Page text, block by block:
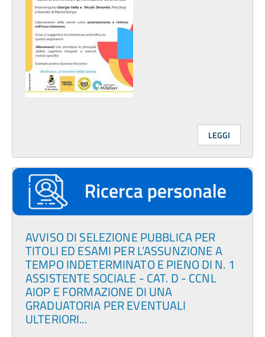
LEGGI
AVVISO DI SELEZIONE PUBBLICA PER
TITOLI ED ESAMI PER L’ASSUNZIONE A
TEMPO INDETERMINATO E PIENO DI N. 1
ASSISTENTE SOCIALE - CAT. D - CCNL
AIOP E FORMAZIONE DI UNA
GRADUATORIA PER EVENTUALI
ULTERIORI...